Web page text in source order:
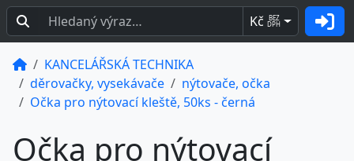
Kč BEZ
DPH
KANCELÁŘSKÁ TECHNIKA
děrovačky, vysekávače
nýtovače, očka
Očka pro nýtovací kleště, 50ks - černá
Očka pro nýtovací